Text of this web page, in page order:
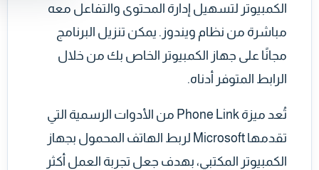
الكمبيوتر لتسهيل إدارة المحتوى والتفاعل معه
مباشرة من نظام ويندوز. يمكن تنزيل البرنامج
مجانًا على جهاز الكمبيوتر الخاص بك من خلال
الرابط المتوفر أدناه.
تُعد ميزة Phone Link من الأدوات الرسمية التي
تقدمها Microsoft لربط الهاتف المحمول بجهاز
الكمبيوتر المكتبي، بهدف جعل تجربة العمل أكثر